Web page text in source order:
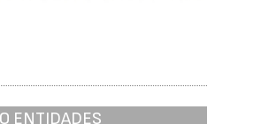
ENTIDADES